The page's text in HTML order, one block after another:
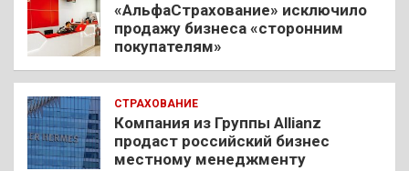
«АльфаСтрахование» исключило
продажу бизнеса «сторонним
покупателям»
СТРАХОВАНИЕ
Компания из Группы Allianz
продаст российский бизнес
местному менеджменту